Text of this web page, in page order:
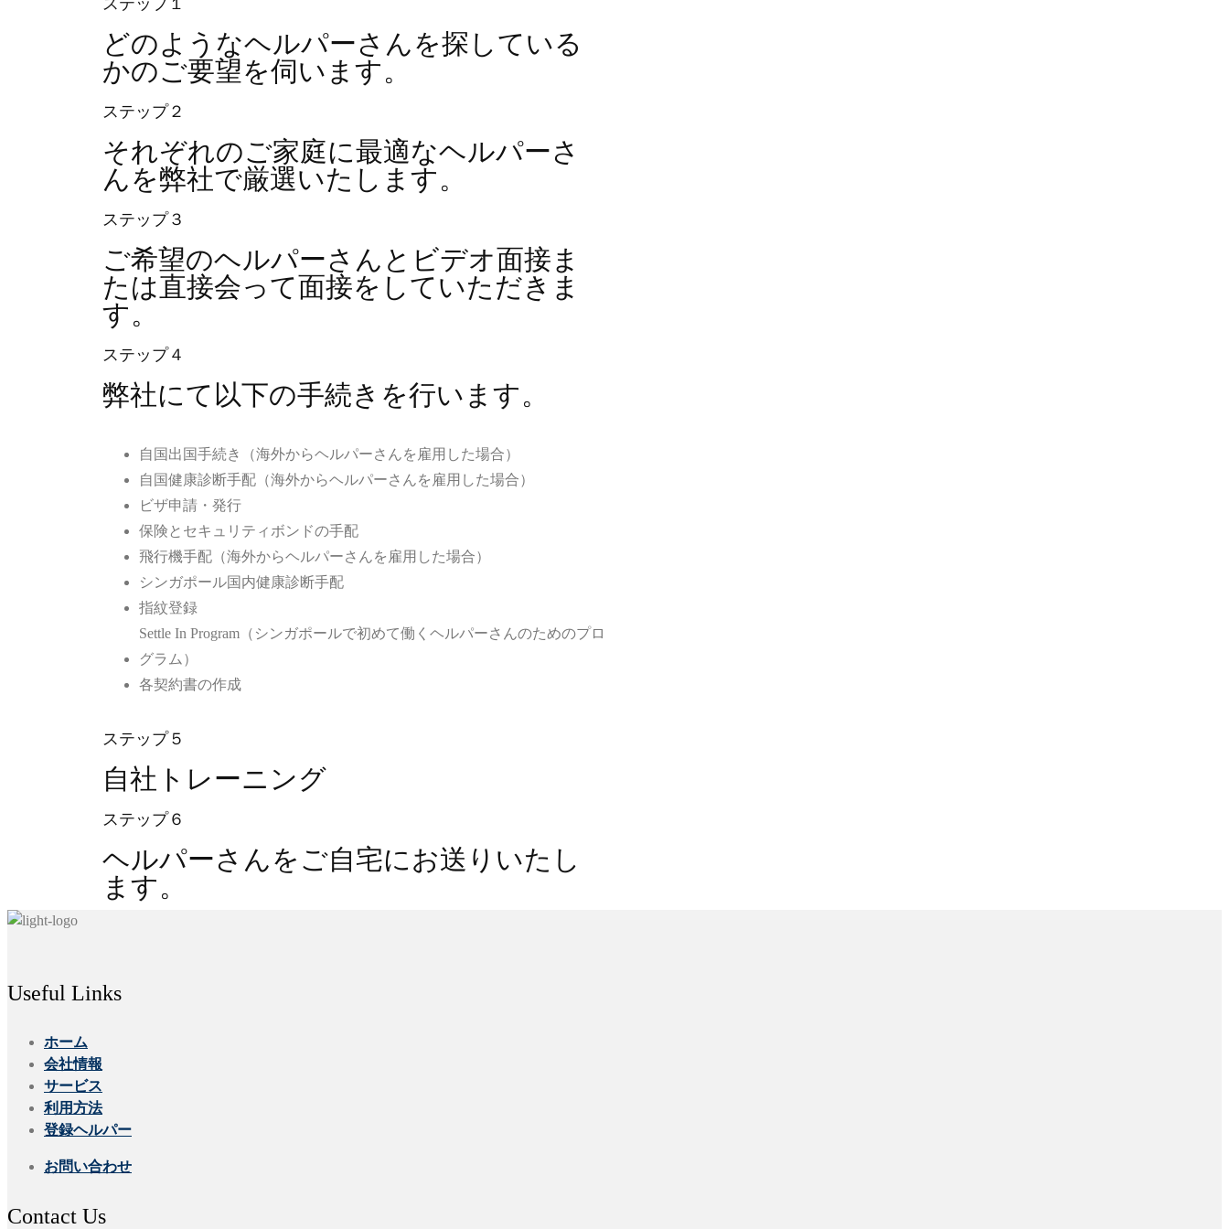
どのようなヘルパーさんを探している
かのご要望を伺います。
ステップ２
それぞれのご家庭に最適なヘルパーさ
んを弊社で厳選いたします。
ステップ３
ご希望のヘルパーさんとビデオ面接ま
たは直接会って面接をしていただきま
す。
ステップ４
弊社にて以下の手続きを行います。
自国出国手続き（海外からヘルパーさんを雇用した場合）
自国健康診断手配（海外からヘルパーさんを雇用した場合）
ビザ申請・発行
保険とセキュリティボンドの手配
飛行機手配（海外からヘルパーさんを雇用した場合）
シンガポール国内健康診断手配
指紋登録
Settle In Program（シンガポールで初めて働くヘルパーさんのためのプロ
グラム）
各契約書の作成
ステップ５
自社トレーニング
ステップ６
ヘルパーさんをご自宅にお送りいたし
ます。
Useful Links
ホーム
会社情報
サービス
利用方法
登録ヘルパー
お問い合わせ
Contact Us